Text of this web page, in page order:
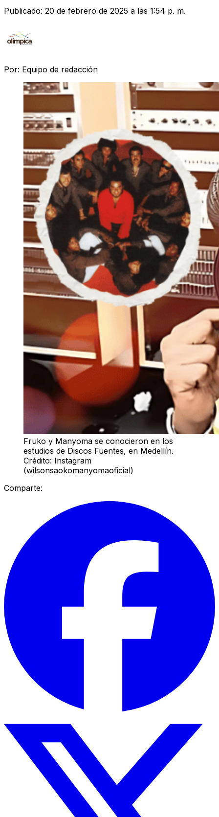
Publicado: 20 de febrero de 2025 a las 1:54 p. m.
Por: Equipo de redacción
Fruko y Manyoma se conocieron en los
estudios de Discos Fuentes, en Medellín.
Crédito: Instagram
(wilsonsaokomanyomaoficial)
Comparte: